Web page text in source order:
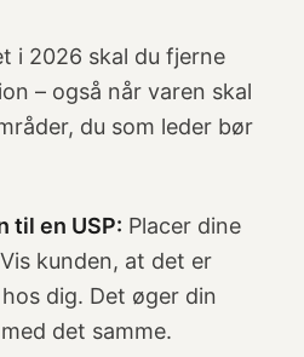
i 2026 skal du fjerne
– også når varen skal
du som leder bør
til en USP: Placer dine
kunden, at det er
dig. Det øger din
det samme.